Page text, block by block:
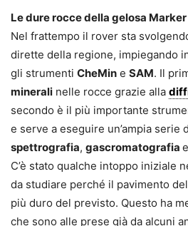
Le dure rocce della gelosa Marker
Nel frattempo il rover sta
dirette della regione, impiegando
gli strumenti CheMin e SAM. Il
minerali nelle rocce grazie alla
secondo è il più importante
e serve a eseguire un’ampia serie
spettrografia, gascromatografia e
C’è stato qualche intoppo iniziale
da studiare perché il pavimento
più duro del previsto. Questo ha
che sono alle prese già da alcuni